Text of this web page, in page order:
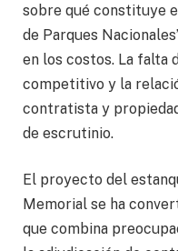
sobre qué constituye
de Parques
en los costos. La falta
competitivo y la
contratista y
de escrutinio.
El proyecto del
Memorial se ha
que combina